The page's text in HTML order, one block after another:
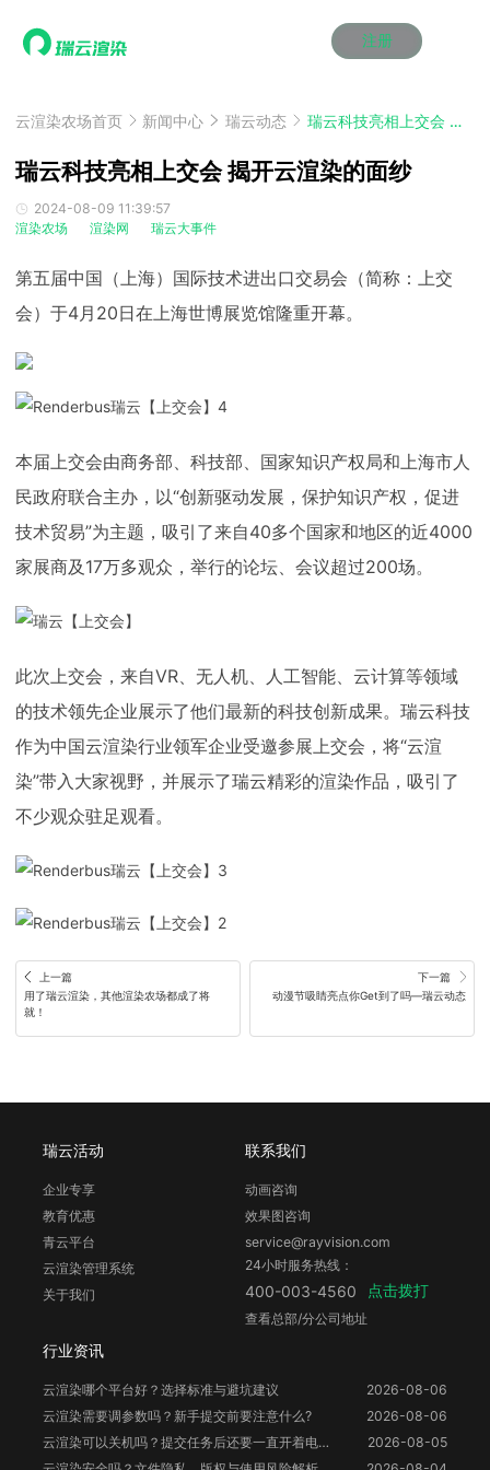
注册
效果图渲染
云制作
云渲染管理系统
瑞兔百宝箱
AI视频插帧
效果图渲染
云制作
云渲染管理系统
瑞兔百宝箱
AI视频插帧
效果图渲染
云制作
云渲染管理系统
瑞兔百宝箱
AI视频插帧
效果图渲染
云制作
云渲染管理系统
瑞兔百宝箱
AI视频插帧
效果图渲染
云制作
云渲染管理系统
瑞兔百宝箱
AI视频插帧
效果图渲染
云制作
云渲染管理系统
瑞兔百宝箱
AI视频插帧
解决方案
3ds Max云渲染方案
Cinema 4D云渲染方案
Blender 云渲染方案
Maya AI渲染方案
3ds Max云渲染方案
Cinema 4D云渲染方案
Blender 云渲染方案
Maya AI渲染方案
3ds Max云渲染方案
Cinema 4D云渲染方案
Blender 云渲染方案
Maya AI渲染方案
3ds Max云渲染方案
Cinema 4D云渲染方案
Blender 云渲染方案
Maya AI渲染方案
3ds Max云渲染方案
Cinema 4D云渲染方案
Blender 云渲染方案
Maya AI渲染方案
3ds Max云渲染方案
Cinema 4D云渲染方案
Blender 云渲染方案
Maya AI渲染方案
动画价格
效果图价格
云制作价格
动画价格
效果图价格
云制作价格
动画价格
效果图价格
云制作价格
动画价格
效果图价格
云制作价格
动画价格
效果图价格
云制作价格
动画价格
效果图价格
云制作价格
案例
新闻资讯
渲染大赛
泛CG交流会
新闻资讯
渲染大赛
泛CG交流会
新闻资讯
渲染大赛
泛CG交流会
新闻资讯
渲染大赛
泛CG交流会
新闻资讯
渲染大赛
泛CG交流会
新闻资讯
渲染大赛
泛CG交流会
特惠专区
云渲染优惠攻略
云渲染优惠攻略
云渲染优惠攻略
云渲染优惠攻略
云渲染优惠攻略
云渲染优惠攻略
关于我们
下载动画客户端
效果图客户端
动画客户端
效果图客户端
动画客户端
效果图客户端
动画客户端
效果图客户端
动画客户端
效果图客户端
动画客户端
效果图客户端
帮助/教程
登录
云渲染农场首页 新闻中心 瑞云动态 瑞云科技亮相上交会 揭开云渲染的面纱
瑞云科技亮相上交会 揭开云渲染的面纱
2024-08-09 11:39:57
渲染农场
渲染网 瑞云大事件
第五届中国（上海）国际技术进出口交易会（简称：上交
会）于4月20日在上海世博展览馆隆重开幕。
本届上交会由商务部、科技部、国家知识产权局和上海市人
民政府联合主办，以“创新驱动发展，保护知识产权，促进
技术贸易”为主题，吸引了来自40多个国家和地区的近4000
家展商及17万多观众，举行的论坛、会议超过200场。
此次上交会，来自VR、无人机、人工智能、云计算等领域
的技术领先企业展示了他们最新的科技创新成果。瑞云科技
作为中国云渲染行业领军企业受邀参展上交会，将“云渲
染”带入大家视野，并展示了瑞云精彩的渲染作品，吸引了
不少观众驻足观看。
上一篇
用了瑞云渲染，其他渲染农场都成了将
就！
下一篇
动漫节吸睛亮点你Get到了吗—瑞云动态
瑞云活动
企业专享
教育优惠
青云平台
云渲染管理系统
关于我们
行业资讯
云渲染哪个平台好？选择标准与避坑建议
2026-08-06
云渲染需要调参数吗？新手提交前要注意什么?
2026-08-06
云渲染可以关机吗？提交任务后还要一直开着电脑吗？
2026-08-05
联系我们
动画咨询
效果图咨询
service@rayvision.com
24小时服务热线：
400-003-4560 点击拨打
查看总部/分公司地址